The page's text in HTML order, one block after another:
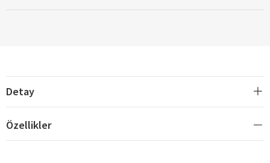
Detay
Özellikler